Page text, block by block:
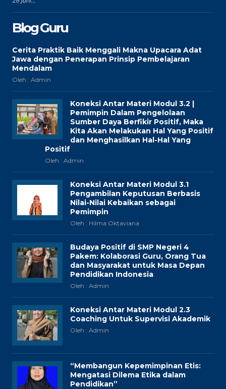
Blog Guru
Cerita Praktik Baik Menggali Makna Upacara Adat
Jawa dengan Penerapan Prinsip Pembelajaran
Mendalam
Oleh : Admin
Koneksi Antar Materi Modul 3.2 |
Pemimpin Dalam Pengelolaan
Sumber Daya Berfikir Positif, Maka
Kita Akan Melakukan Hal Yang Positif
dan Menghasilkan Hal-Hal Yang
Positif
Oleh : Admin
Koneksi Antar Materi Modul 3.1
Pengambilan Keputusan Berbasis
Nilai-Nilai Kebaikan sebagai
Pemimpin
Oleh : Hilma Oktaviana
Budaya Positif di SMP Negeri 4
Pakem: Kolaborasi Guru, Orang Tua
dan Masyarakat untuk Masa Depan
Pendidikan Indonesia
Oleh : Admin
Koneksi Antar Materi Modul 2.3
Coaching Untuk Supervisi Akademik
Oleh : Admin
“Membangun Kepemimpinan Etis:
Mengatasi Dilema Etika dalam
Pendidikan”